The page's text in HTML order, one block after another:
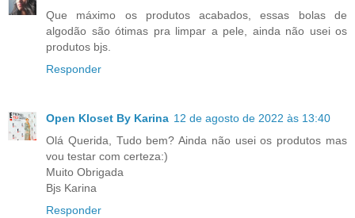
Que máximo os produtos acabados, essas bolas de
algodão são ótimas pra limpar a pele, ainda não usei os
produtos bjs.
Responder
Open Kloset By Karina 12 de agosto de 2022 às 13:40
Olá Querida, Tudo bem? Ainda não usei os produtos mas
vou testar com certeza:)
Muito Obrigada
Bjs Karina
Responder